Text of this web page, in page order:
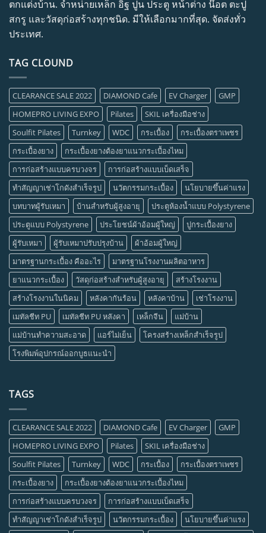
ตกแต่งบ้าน. จำหน่ายเหล็ก อิฐ ปูน ประตู หน้าต่าง น๊อต ตะปู
สกรู และวัสดุก่อสร้างทุกชนิด. มีให้เลือกมากที่สุด. จัดส่งทั่ว
ประเทศ.
TAG CLOUND
CLEARANCE SALE 2022 DIAMOND Cafe EV Charger
GMP
HOMEPRO LIVING EXPO
Pilates
SKIL เครื่องมือช่าง
Soulfit Pilates
Turnkey WDC กระเบื้อง
กระเบื้องตราเพชร
กระเบื้องยาง
กระเบื้องยางต้องยาแนวกระเบื้องไหม
การก่อสร้างแบบครบวงจร
การก่อสร้างแบบเบ็ดเสร็จ
ทำสัญญาเช่าโกดังสำเร็จรูป
นวัตกรรมกระเบื้อง
นโยบายขึ้นค่าแรง
บทบาทผู้รับเหมา
บ้านสำหรับผู้สูงอายุ
ประตูห้องน้ำแบบ Polystyrene
ประตูแบบ Polystyrene
ประโยชน์ผ้าอ้อมผู้ใหญ่
ปูกระเบื้องยาง
ผู้รับเหมา
ผู้รับเหมาปรับปรุงบ้าน
ผ้าอ้อมผู้ใหญ่
มาตรฐานกระเบื้อง คืออะไร
มาตรฐานโรงงานผลิตอาหาร
ยาแนวกระเบื้อง
วัสดุก่อสร้างสำหรับผู้สูงอายุ
สร้างโรงงาน
สร้างโรงงานในนิคม
หลังคากันร้อน หลังคาบ้าน
เช่าโรงงาน
เมทัลชีท PU
เมทัลชีท PU หลังคา เหล็กจีน
แม่บ้าน
แม่บ้านทำความสะอาด
แอร์ไม่เย็น
โครงสร้างเหล็กสำเร็จรูป
โรงพิมพ์อุปกรณ์ออกบูธแนะนำ
TAGS
CLEARANCE SALE 2022 DIAMOND Cafe EV Charger
GMP
HOMEPRO LIVING EXPO
Pilates
SKIL เครื่องมือช่าง
Soulfit Pilates
Turnkey WDC กระเบื้อง
กระเบื้องตราเพชร
กระเบื้องยาง
กระเบื้องยางต้องยาแนวกระเบื้องไหม
การก่อสร้างแบบครบวงจร
การก่อสร้างแบบเบ็ดเสร็จ
ทำสัญญาเช่าโกดังสำเร็จรูป
นวัตกรรมกระเบื้อง
นโยบายขึ้นค่าแรง